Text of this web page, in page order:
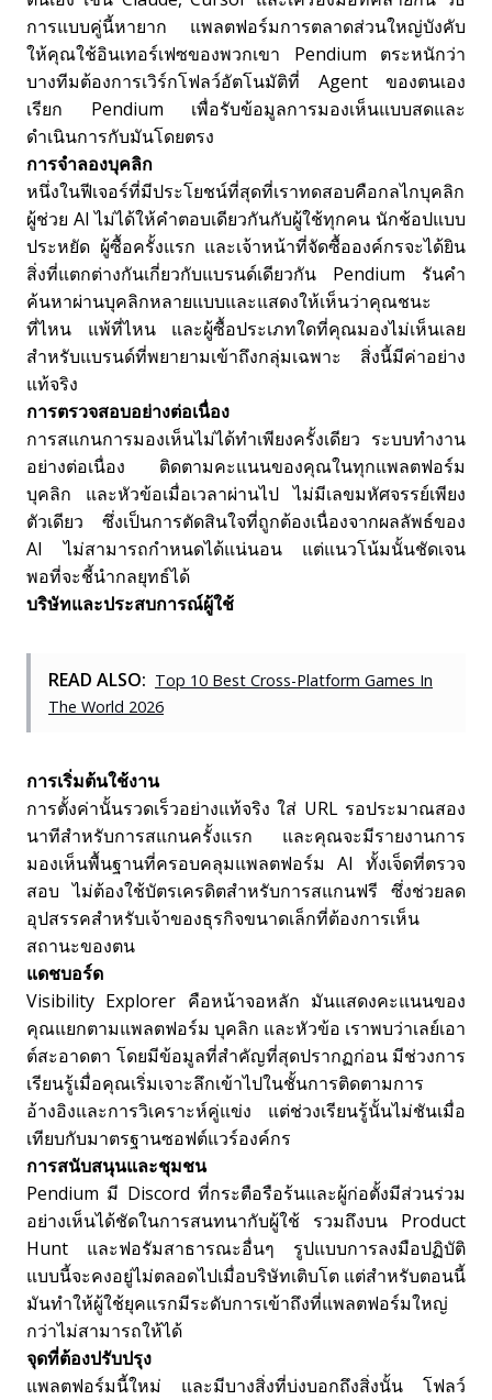
การแบบคู่นี้หายาก แพลตฟอร์มการตลาดส่วนใหญ่บังคับ
ให้คุณใช้อินเทอร์เฟซของพวกเขา Pendium ตระหนักว่า
บางทีมต้องการเวิร์กโฟลว์อัตโนมัติที่ Agent ของตนเอง
เรียก Pendium เพื่อรับข้อมูลการมองเห็นแบบสดและ
ดำเนินการกับมันโดยตรง
การจำลองบุคลิก
หนึ่งในฟีเจอร์ที่มีประโยชน์ที่สุดที่เราทดสอบคือกลไกบุคลิก
ผู้ช่วย AI ไม่ได้ให้คำตอบเดียวกันกับผู้ใช้ทุกคน นักช้อปแบบ
ประหยัด ผู้ซื้อครั้งแรก และเจ้าหน้าที่จัดซื้อองค์กรจะได้ยิน
สิ่งที่แตกต่างกันเกี่ยวกับแบรนด์เดียวกัน Pendium รันคำ
ค้นหาผ่านบุคลิกหลายแบบและแสดงให้เห็นว่าคุณชนะ
ที่ไหน แพ้ที่ไหน และผู้ซื้อประเภทใดที่คุณมองไม่เห็นเลย
สำหรับแบรนด์ที่พยายามเข้าถึงกลุ่มเฉพาะ สิ่งนี้มีค่าอย่าง
แท้จริง
การตรวจสอบอย่างต่อเนื่อง
การสแกนการมองเห็นไม่ได้ทำเพียงครั้งเดียว ระบบทำงาน
อย่างต่อเนื่อง ติดตามคะแนนของคุณในทุกแพลตฟอร์ม
บุคลิก และหัวข้อเมื่อเวลาผ่านไป ไม่มีเลขมหัศจรรย์เพียง
ตัวเดียว ซึ่งเป็นการตัดสินใจที่ถูกต้องเนื่องจากผลลัพธ์ของ
AI ไม่สามารถกำหนดได้แน่นอน แต่แนวโน้มนั้นชัดเจน
พอที่จะชี้นำกลยุทธ์ได้
บริษัทและประสบการณ์ผู้ใช้
READ ALSO: Top 10 Best Cross-Platform Games In
The World 2026
การเริ่มต้นใช้งาน
การตั้งค่านั้นรวดเร็วอย่างแท้จริง ใส่ URL รอประมาณสอง
นาทีสำหรับการสแกนครั้งแรก และคุณจะมีรายงานการ
มองเห็นพื้นฐานที่ครอบคลุมแพลตฟอร์ม AI ทั้งเจ็ดที่ตรวจ
สอบ ไม่ต้องใช้บัตรเครดิตสำหรับการสแกนฟรี ซึ่งช่วยลด
อุปสรรคสำหรับเจ้าของธุรกิจขนาดเล็กที่ต้องการเห็น
สถานะของตน
แดชบอร์ด
Visibility Explorer คือหน้าจอหลัก มันแสดงคะแนนของ
คุณแยกตามแพลตฟอร์ม บุคลิก และหัวข้อ เราพบว่าเลย์เอา
ต์สะอาดตา โดยมีข้อมูลที่สำคัญที่สุดปรากฏก่อน มีช่วงการ
เรียนรู้เมื่อคุณเริ่มเจาะลึกเข้าไปในชั้นการติดตามการ
อ้างอิงและการวิเคราะห์คู่แข่ง แต่ช่วงเรียนรู้นั้นไม่ชันเมื่อ
เทียบกับมาตรฐานซอฟต์แวร์องค์กร
การสนับสนุนและชุมชน
Pendium มี Discord ที่กระตือรือร้นและผู้ก่อตั้งมีส่วนร่วม
อย่างเห็นได้ชัดในการสนทนากับผู้ใช้ รวมถึงบน Product
Hunt และฟอรัมสาธารณะอื่นๆ รูปแบบการลงมือปฏิบัติ
แบบนี้จะคงอยู่ไม่ตลอดไปเมื่อบริษัทเติบโต แต่สำหรับตอนนี้
มันทำให้ผู้ใช้ยุคแรกมีระดับการเข้าถึงที่แพลตฟอร์มใหญ่
กว่าไม่สามารถให้ได้
จุดที่ต้องปรับปรุง
แพลตฟอร์มนี้ใหม่ และมีบางสิ่งที่บ่งบอกถึงสิ่งนั้น โฟลว์